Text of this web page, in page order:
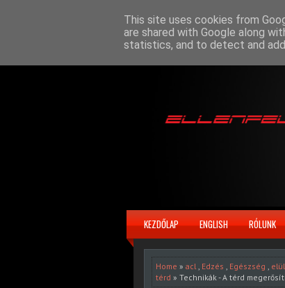
KEZDŐLAP ENGLISH RÓLUNK
Home » acl, Edzés , Egészség ,
térd » Technikák - A térd
This site uses cookies from
are shared with Google along
statistics, and to detect and